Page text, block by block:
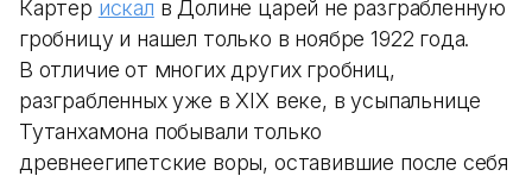
Картер искал в Долине царей не разграбленную
гробницу и нашел только в ноябре 1922 года.
В отличие от многих других гробниц,
разграбленных уже в XIX веке, в усыпальнице
Тутанхамона побывали только
древнеегипетские воры, оставившие после себя